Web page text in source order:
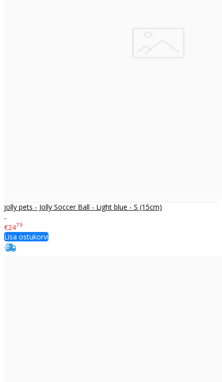
jolly pets - Jolly Soccer Ball - Light blue - S (15cm)
..
€2479
Lisa ostukorvi